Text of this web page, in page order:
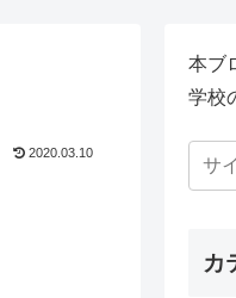
2020.03.10
本ブ
学校
カ